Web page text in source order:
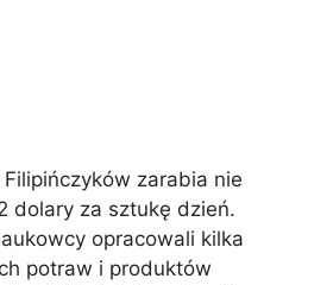
Filipińczyków zarabia nie
dolary za sztukę dzień.
opracowali kilka
potraw i produktów